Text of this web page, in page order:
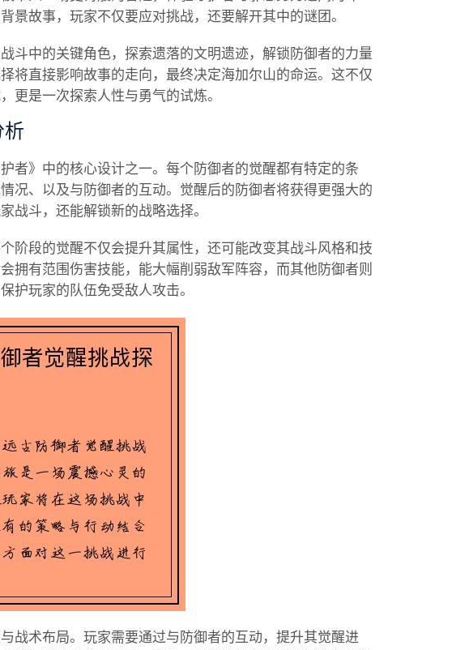
景故事，玩家不仅要应对挑战，还要解开其中的谜团。
斗中的关键角色，探索遗落的文明遗迹，解锁防御者的力量
将直接影响故事的走向，最终决定海加尔山的命运。这不仅
更是一次探索人性与勇气的试炼。
析
者》中的核心设计之一。每个防御者的觉醒都有特定的条
况、以及与防御者的互动。觉醒后的防御者将获得更强大的
战斗，还能解锁新的战略选择。
阶段的觉醒不仅会提升其属性，还可能改变其战斗风格和技
拥有范围伤害技能，能大幅削弱敌军阵容，而其他防御者则
护玩家的队伍免受敌人攻击。
战术布局。玩家需要通过与防御者的互动，提升其觉醒进